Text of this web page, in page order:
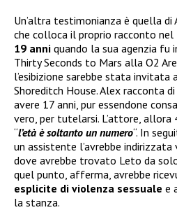
Un’altra testimonianza è quella di
che colloca il proprio racconto nel
19 anni quando la sua agenzia fu
Thirty Seconds to Mars alla O2
l’esibizione sarebbe stata invitata
Shoreditch House. Alex racconta
avere 17 anni, pur essendone
vero, per tutelarsi. L’attore, allora
“l’età è soltanto un numero“. In
un assistente l’avrebbe indirizzata
dove avrebbe trovato Leto da
quel punto, afferma, avrebbe
esplicite di violenza sessuale e
la stanza.